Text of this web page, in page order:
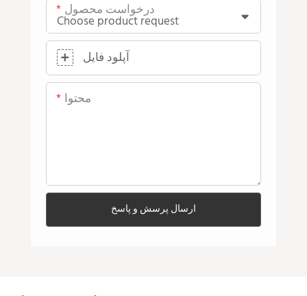
درخواست محصول
آپلود فایل
محتوا
ارسال پرسش و پاسخ